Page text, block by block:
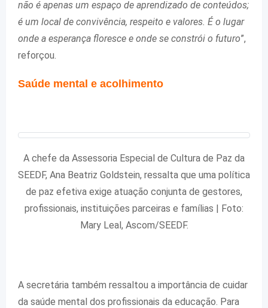
não é apenas um espaço de aprendizado de conteúdos;
é um local de convivência, respeito e valores. É o lugar
onde a esperança floresce e onde se constrói o futuro”,
reforçou.
Saúde mental e acolhimento
A chefe da Assessoria Especial de Cultura de Paz da
SEEDF, Ana Beatriz Goldstein, ressalta que uma política
de paz efetiva exige atuação conjunta de gestores,
profissionais, instituições parceiras e famílias | Foto:
Mary Leal, Ascom/SEEDF.
A secretária também ressaltou a importância de cuidar
da saúde mental dos profissionais da educação. Para